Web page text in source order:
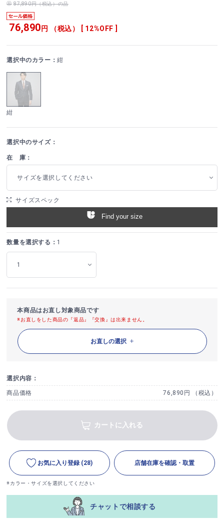
87,890円（税込）の品
76,890 円 （税込） [ 12%OFF ]
選択中のカラー：紺
紺
選択中のサイズ：
在 庫：
サイズを選択してください
サイズスペック
Find your size
数量を選択する： 1
本商品はお直し対象商品です
※お直しをした商品の『返品』『交換』は出来ません。
お直しの選択
選択内容：
商品価格 76,890円 （税込）
カートに入れる
お気に入り登録 (28) 店舗在庫を確認・取置
※カラー・サイズを選択してください
チャットで相談する